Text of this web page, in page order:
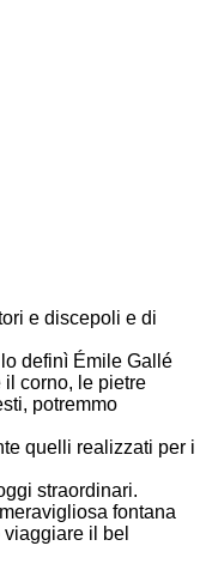
e discepoli e di
definì Émile Gallé
corno, le pietre
potremmo
quelli realizzati per i
straordinari.
fontana
il bel